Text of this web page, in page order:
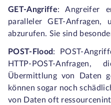
GET-Angriffe: Angreifer
paralleler GET-Anfragen,
abzurufen. Sie sind
POST-Flood : POST-
HTTP-POST-
Übermittlung von Daten
können sogar noch
von Daten oft